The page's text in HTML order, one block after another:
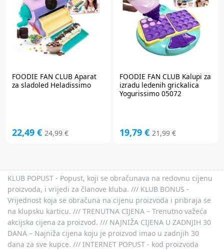
FOODIE FAN CLUB Aparat
za sladoled Heladissimo
22,49 € 24,99 €
FOODIE FAN CLUB Kalupi za
izradu ledenih grickalica
Yogurissimo 05072
19,79 € 21,99 €
KLUB POPUST - Popust, koji se obračunava na redovnu cijenu
proizvoda, i vrijedi za članove kluba. /// KLUB BONUS -
Vrijednost koja se obračuna na cijenu proizvoda i pribraja se
na klupsku karticu. /// TRENUTNA CIJENA – Trenutno važeća
akcijska cijena za proizvod. /// NAJNIŽA CIJENA U ZADNJIH 30
DANA – Najniža cijena koju je proizvod imao u zadnjih 30
dana za sve kupce. /// INTERNET POPUST - kod proizvoda